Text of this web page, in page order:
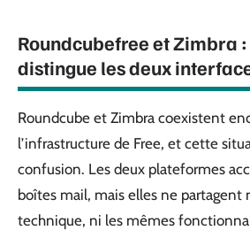
Roundcubefree et Zimbra
distingue les deux
Roundcube et Zimbra coexistent
l’infrastructure de Free, et cette
confusion. Les deux plateformes
boîtes mail, mais elles ne partagent
technique, ni les mêmes